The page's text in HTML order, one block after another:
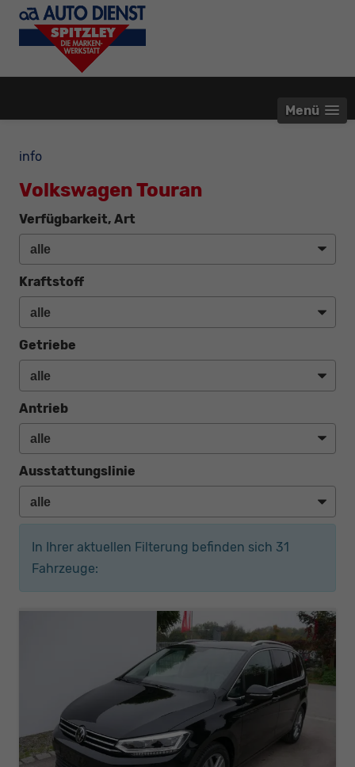
Menü
info
Volkswagen Touran
Verfügbarkeit, Art
Kraftstoff
Getriebe
Antrieb
Ausstattungslinie
In Ihrer aktuellen Filterung befinden sich 31
Fahrzeuge: